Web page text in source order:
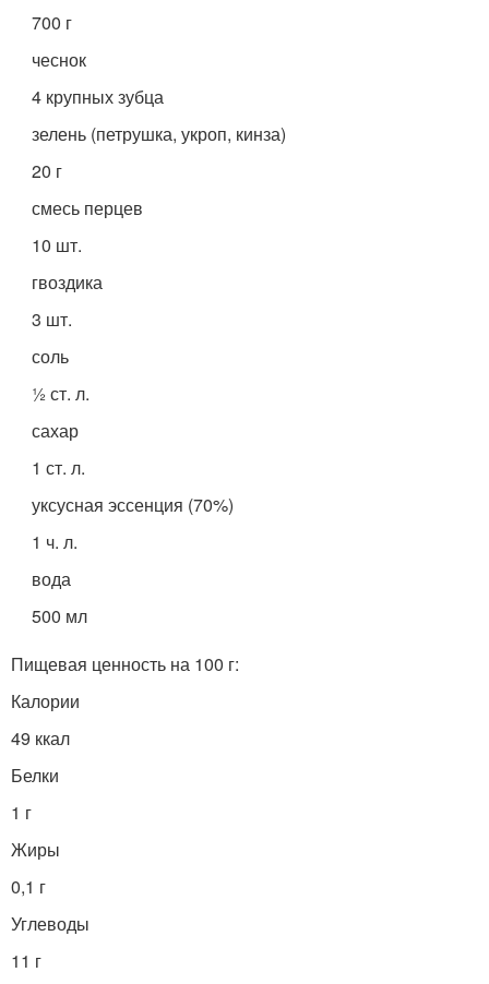
700 г
чеснок
4 крупных зубца
зелень (петрушка, укроп, кинза)
20 г
смесь перцев
10 шт.
гвоздика
3 шт.
соль
½ ст. л.
сахар
1 ст. л.
уксусная эссенция (70%)
1 ч. л.
вода
500 мл
Пищевая ценность на 100 г:
Калории
49 ккал
Белки
1 г
Жиры
0,1 г
Углеводы
11 г